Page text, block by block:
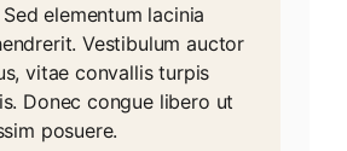
elementum lacinia
Vestibulum auctor
vitae convallis turpis
Donec congue libero ut
posuere.